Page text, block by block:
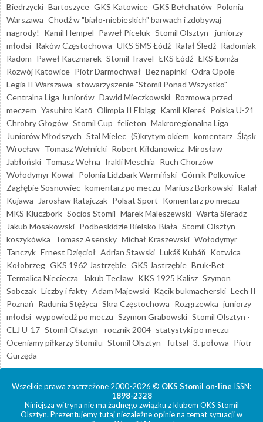
Biedrzycki Bartoszyce GKS Katowice GKS Bełchatów Polonia
Warszawa Chodź w "biało-niebieskich" barwach i zdobywaj
nagrody!
Kamil Hempel Paweł Piceluk Stomil Olsztyn - juniorzy
młodsi Raków Częstochowa UKS SMS Łódź Rafał Śledź Radomiak
Radom Paweł Kaczmarek Stomil Travel ŁKS Łódź ŁKS Łomża
Rozwój Katowice Piotr Darmochwał Bez napinki Odra Opole
Legia II Warszawa stowarzyszenie "Stomil Ponad Wszystko"
Centralna Liga Juniorów Dawid Mieczkowski Rozmowa przed
meczem Yasuhiro Katō Olimpia II Elbląg Kamil Kiereś Polska U-21
Chrobry Głogów Stomil Cup felieton Makroregionalna Liga
Juniorów Młodszych Stal Mielec (S)krytym okiem komentarz Śląsk
Wrocław Tomasz Wełnicki Robert Kiłdanowicz Mirosław
Jabłoński Tomasz Wełna Irakli Meschia Ruch Chorzów
Wołodymyr Kowal Polonia Lidzbark Warmiński Górnik Polkowice
Zagłębie Sosnowiec komentarz po meczu Mariusz Borkowski Rafał
Kujawa
Jarosław Ratajczak Polsat Sport Komentarz po meczu
MKS Kluczbork Socios Stomil Marek Maleszewski Warta Sieradz
Jakub Mosakowski Podbeskidzie Bielsko-Biała Stomil Olsztyn -
koszykówka Tomasz Asensky Michał Kraszewski Wołodymyr
Tanczyk Ernest Dzięcioł Adrian Stawski Lukáš Kubáň Kotwica
Kołobrzeg GKS 1962 Jastrzębie GKS Jastrzębie Bruk-Bet
Termalica Nieciecza
Jakub Tecław KKS 1925 Kalisz Szymon
Sobczak Liczby i fakty Adam Majewski Kącik bukmacherski Lech II
Poznań Radunia Stężyca Skra Częstochowa Rozgrzewka juniorzy
młodsi wypowiedź po meczu Szymon Grabowski Stomil Olsztyn -
CLJ U-17 Stomil Olsztyn - rocznik 2004 statystyki po meczu
Oceniamy piłkarzy Stomilu Stomil Olsztyn - futsal 3. połowa Piotr
Gurzęda
Wszelkie prawa zastrzeżone 2000-2026 © OKS Stomil on-line ISSN:
1898-2328
Niniejsza witryna nie ma żadnego związku z klubem OKS Stomil
Olsztyn. Prezentujemy tutaj niezależne opinie na temat sytuacji w